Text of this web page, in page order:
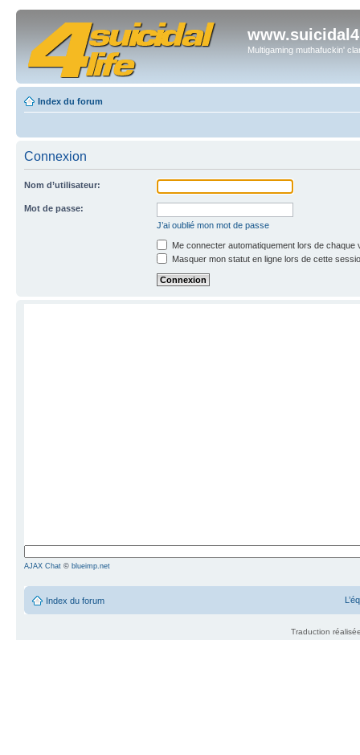
Multigaming muthafuckin'
Index du forum
Connexion
Nom d’utilisateur:
Mot de passe:
J’ai oublié mon mot de passe
Me connecter automatiquement lors de chaque
Masquer mon statut en ligne lors de cette
AJAX Chat © blueimp.net
Index du forum
Traduction